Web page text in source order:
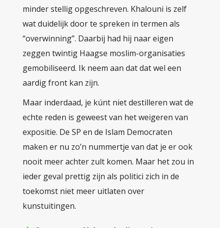
minder stellig opgeschreven. Khalouni is zelf
wat duidelijk door te spreken in termen als
“overwinning”. Daarbij had hij naar eigen
zeggen twintig Haagse moslim-organisaties
gemobiliseerd. Ik neem aan dat dat wel een
aardig front kan zijn.
Maar inderdaad, je kúnt niet destilleren wat de
echte reden is geweest van het weigeren van
expositie. De SP en de Islam Democraten
maken er nu zo’n nummertje van dat je er ook
nooit meer achter zult komen. Maar het zou in
ieder geval prettig zijn als politici zich in de
toekomst niet meer uitlaten over
kunstuitingen.